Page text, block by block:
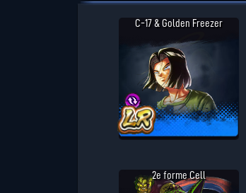
C-17 & Golden Freezer
2e forme Cell